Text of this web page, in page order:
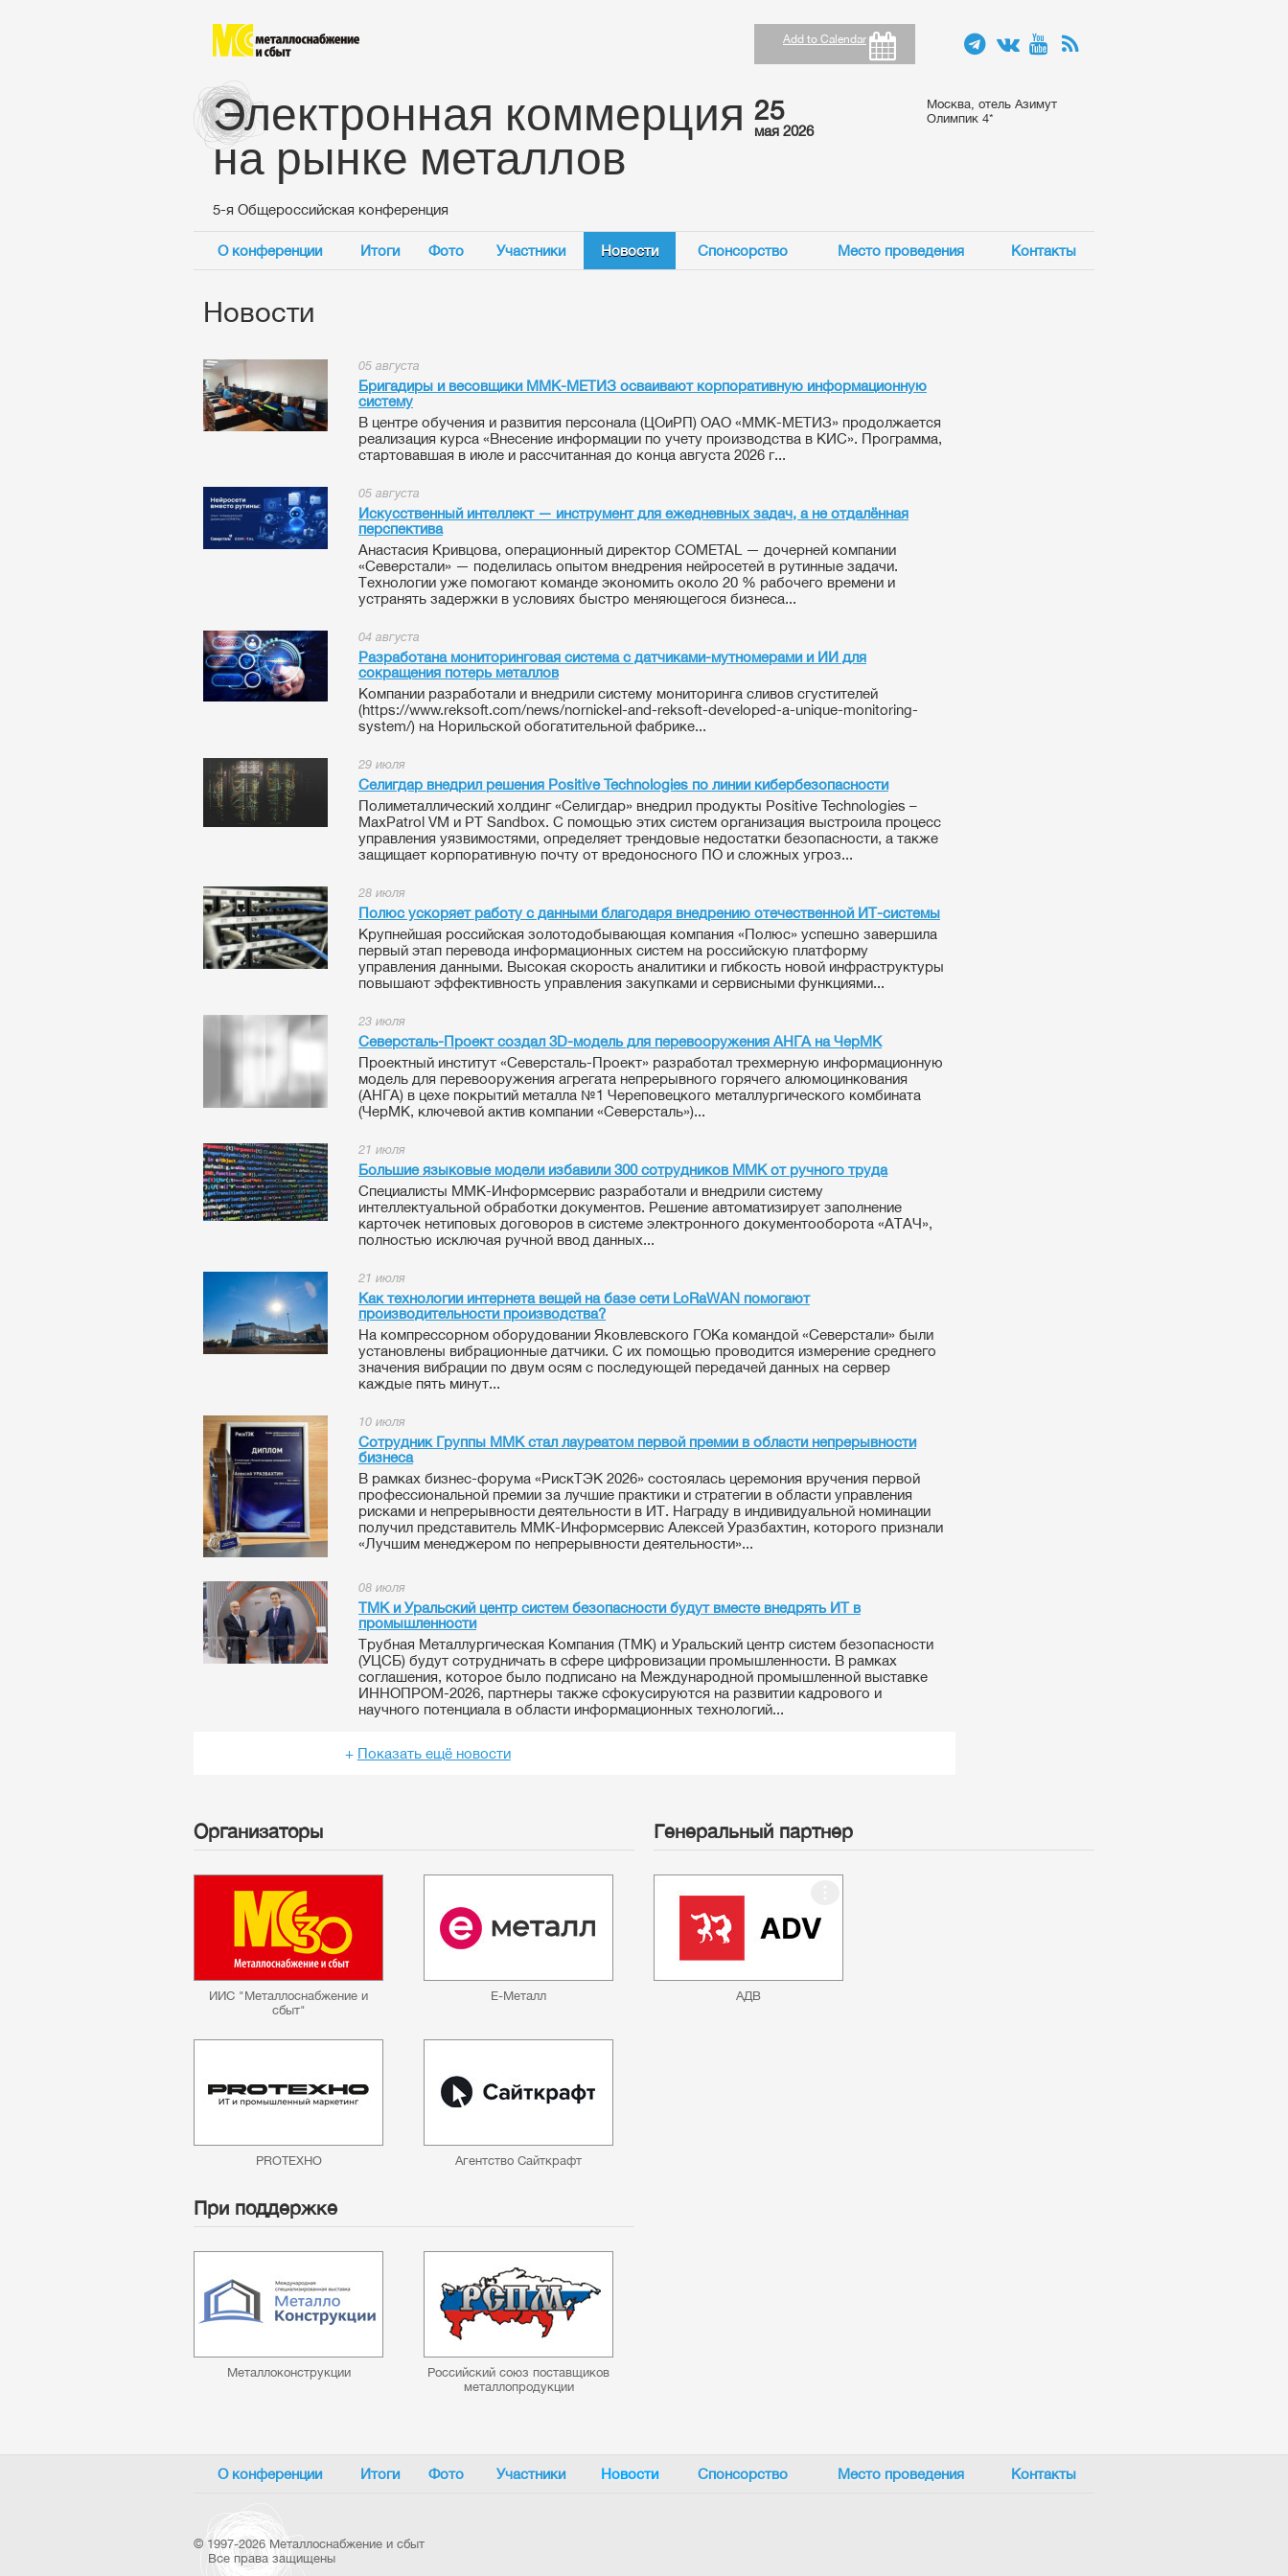
Add to Calendar
Электронная коммерция
на рынке металлов
5-я Общероссийская конференция
25
мая 2026
Москва, отель Азимут
Олимпик 4*
О конференции Итоги Фото Участники Новости Спонсорство Место проведения Контакты
Новости
05 августа
Бригадиры и весовщики ММК-МЕТИЗ осваивают корпоративную информационную
систему
В центре обучения и развития персонала (ЦОиРП) ОАО «ММК-МЕТИЗ» продолжается
реализация курса «Внесение информации по учету производства в КИС». Программа,
стартовавшая в июле и рассчитанная до конца августа 2026 г...
05 августа
Искусственный интеллект — инструмент для ежедневных задач, а не отдалённая
перспектива
Анастасия Кривцова, операционный директор COMETAL — дочерней компании
«Северстали» — поделилась опытом внедрения нейросетей в рутинные задачи.
Технологии уже помогают команде экономить около 20 % рабочего времени и
устранять задержки в условиях быстро меняющегося бизнеса...
04 августа
Разработана мониторинговая система с датчиками-мутномерами и ИИ для
сокращения потерь металлов
Компании разработали и внедрили систему мониторинга сливов сгустителей
(https://www.reksoft.com/news/nornickel-and-reksoft-developed-a-unique-monitoring-
system/) на Норильской обогатительной фабрике...
29 июля
Селигдар внедрил решения Positive Technologies по линии кибербезопасности
Полиметаллический холдинг «Селигдар» внедрил продукты Positive Technologies –
MaxPatrol VM и PT Sandbox. С помощью этих систем организация выстроила процесс
управления уязвимостями, определяет трендовые недостатки безопасности, а также
защищает корпоративную почту от вредоносного ПО и сложных угроз...
28 июля
Полюс ускоряет работу с данными благодаря внедрению отечественной ИТ-системы
Крупнейшая российская золотодобывающая компания «Полюс» успешно завершила
первый этап перевода информационных систем на российскую платформу
управления данными. Высокая скорость аналитики и гибкость новой инфраструктуры
повышают эффективность управления закупками и сервисными функциями...
23 июля
Северсталь-Проект создал 3D-модель для перевооружения АНГА на ЧерМК
Проектный институт «Северсталь-Проект» разработал трехмерную информационную
модель для перевооружения агрегата непрерывного горячего алюмоцинкования
(АНГА) в цехе покрытий металла №1 Череповецкого металлургического комбината
(ЧерМК, ключевой актив компании «Северсталь»)...
21 июля
Большие языковые модели избавили 300 сотрудников ММК от ручного труда
Специалисты ММК-Информсервис разработали и внедрили систему
интеллектуальной обработки документов. Решение автоматизирует заполнение
карточек нетиповых договоров в системе электронного документооборота «АТАЧ»,
полностью исключая ручной ввод данных...
21 июля
Как технологии интернета вещей на базе сети LoRaWAN помогают
производительности производства?
На компрессорном оборудовании Яковлевского ГОКа командой «Северстали» были
установлены вибрационные датчики. С их помощью проводится измерение среднего
значения вибрации по двум осям с последующей передачей данных на сервер
каждые пять минут...
10 июля
Сотрудник Группы ММК стал лауреатом первой премии в области непрерывности
бизнеса
В рамках бизнес-форума «РискТЭК 2026» состоялась церемония вручения первой
профессиональной премии за лучшие практики и стратегии в области управления
рисками и непрерывности деятельности в ИТ. Награду в индивидуальной номинации
получил представитель ММК-Информсервис Алексей Уразбахтин, которого признали
«Лучшим менеджером по непрерывности деятельности»...
08 июля
ТМК и Уральский центр систем безопасности будут вместе внедрять ИТ в
промышленности
Трубная Металлургическая Компания (ТМК) и Уральский центр систем безопасности
(УЦСБ) будут сотрудничать в сфере цифровизации промышленности. В рамках
соглашения, которое было подписано на Международной промышленной выставке
ИННОПРОМ-2026, партнеры также сфокусируются на развитии кадрового и
научного потенциала в области информационных технологий...
+ Показать ещё новости
Организаторы
ИИС "Металлоснабжение и
сбыт"
Е-Металл
PROТЕХНО Агентство Сайткрафт
Генеральный партнер
АДВ
При поддержке
Металлоконструкции
Российский союз поставщиков
металлопродукции
О конференции Итоги Фото Участники Новости Спонсорство Место проведения Контакты
© 1997-2026 Металлоснабжение и сбыт
Все права защищены